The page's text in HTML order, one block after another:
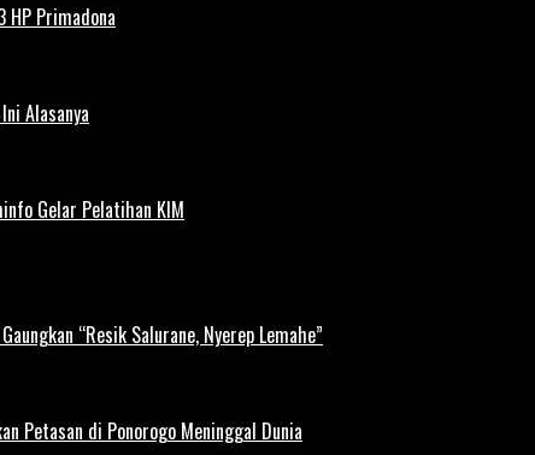
HP Primadona
Alasanya
Gelar Pelatihan KIM
“Resik Salurane, Nyerep Lemahe”
Petasan di Ponorogo Meninggal Dunia